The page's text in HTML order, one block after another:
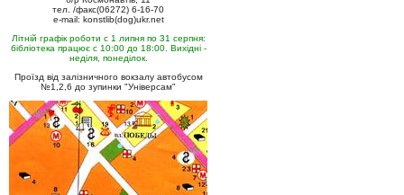
тел. /факс(06272) 6-16-70
e-mail: konstlib(dog)ukr.net
Літній графік роботи с 1 липня по 31 серпня:
бібліотека працює с 10:00 до 18:00. Вихідні -
неділя, понеділок.
Проїзд від залізничного вокзалу автобусом
№1,2,6 до зупинки "Універсам"